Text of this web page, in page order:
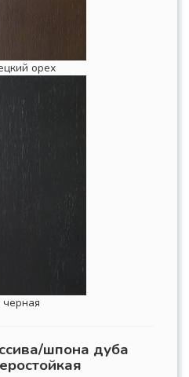
орех
черная
шпона дуба